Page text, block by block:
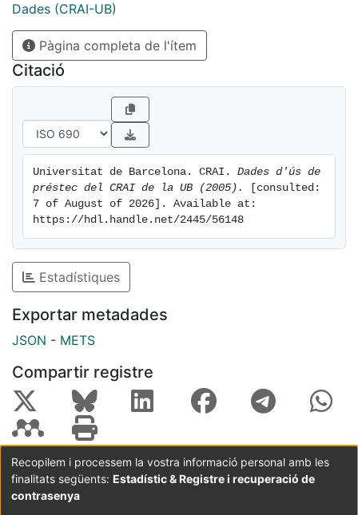
Dades (CRAI-UB)
Pàgina completa de l'ítem
Citació
Universitat de Barcelona. CRAI. Dades d'ús de
préstec del CRAI de la UB (2005).
[consulted:
7 of August of 2026]. Available at:
https://hdl.handle.net/2445/56148
Estadístiques
Exportar metadades
JSON - METS
Compartir registre
Coordinació:CRAI UB Avís legal
Metadades
subjectes a:
Recopilem i processem la vostra informació personal amb les
finalitats següents: Estadístic & Registre i recuperació de
contrasenya